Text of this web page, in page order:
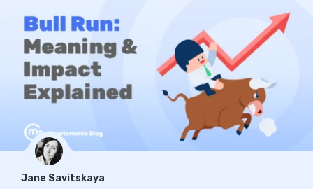
Jane Savitskaya